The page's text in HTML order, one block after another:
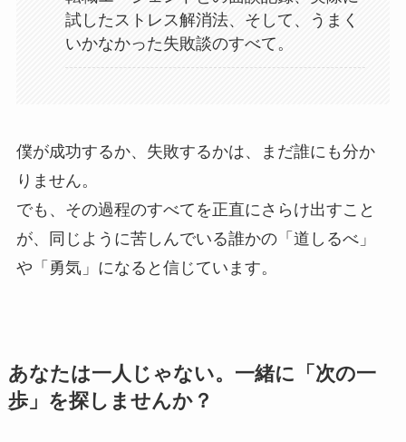
試したストレス解消法、そして、うまく
いかなかった失敗談のすべて。
僕が成功するか、失敗するかは、まだ誰にも分か
りません。
でも、その過程のすべてを正直にさらけ出すこと
が、同じように苦しんでいる誰かの「道しるべ」
や「勇気」になると信じています。
あなたは一人じゃない。一緒に「次の一
歩」を探しませんか？